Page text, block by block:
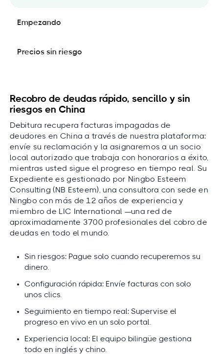
Empezando
Precios sin riesgo
Recobro de deudas rápido, sencillo y sin
riesgos en China
Debitura recupera facturas impagadas de
deudores en China a través de nuestra plataforma:
envíe su reclamación y la asignaremos a un socio
local autorizado que trabaja con honorarios a éxito,
mientras usted sigue el progreso en tiempo real. Su
Expediente es gestionado por Ningbo Esteem
Consulting (NB Esteem), una consultora con sede en
Ningbo con más de 12 años de experiencia y
miembro de LIC International —una red de
aproximadamente 3700 profesionales del cobro de
deudas en todo el mundo.
Sin riesgos: Pague solo cuando recuperemos su
dinero.
Configuración rápida: Envíe facturas con solo
unos clics.
Seguimiento en tiempo real: Supervise el
progreso en vivo en un solo portal.
Experiencia local: El equipo bilingüe gestiona
todo en inglés y chino.